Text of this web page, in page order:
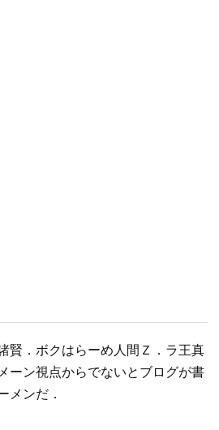
賢．ボクはらーめ人間Ｚ．ラ王真
ーン視点からでないとブログが書
メンだ．